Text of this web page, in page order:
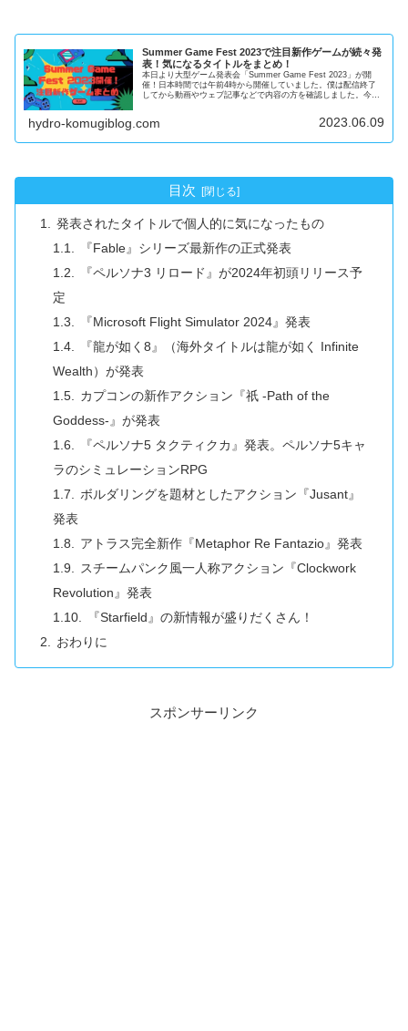
Summer Game Fest 2023で注目新作ゲームが続々発
表！気になるタイトルをまとめ！
本日より大型ゲーム発表会「Summer Game Fest 2023」が開
催！日本時間では午前4時から開催していました。僕は配信終了
してから動画やウェブ記事などで内容の方を確認しました。今回
hydro-komugiblog.com 2023.06.09
目次
発表されたタイトルで個人的に気になったもの
『Fable』シリーズ最新作の正式発表
『ペルソナ3 リロード』が2024年初頭リリース予
定
『Microsoft Flight Simulator 2024』発表
『龍が如く8』（海外タイトルは龍が如く Infinite
Wealth）が発表
カプコンの新作アクション『祇 -Path of the
Goddess-』が発表
『ペルソナ5 タクティクカ』発表。ペルソナ5キャ
ラのシミュレーションRPG
ボルダリングを題材としたアクション『Jusant』
発表
アトラス完全新作『Metaphor Re Fantazio』発表
スチームパンク風一人称アクション『Clockwork
Revolution』発表
『Starfield』の新情報が盛りだくさん！
おわりに
スポンサーリンク